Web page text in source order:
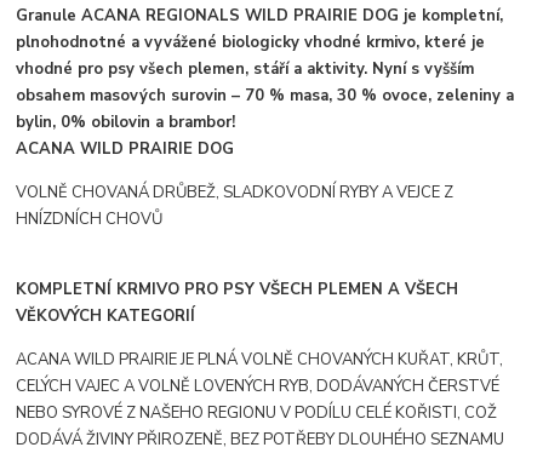
GranuleACANA REGIONALS WILD PRAIRIE DOG je kompletní,
plnohodnotné a vyvážené biologicky vhodné krmivo, které je
vhodné pro psy všech plemen, stáří a aktivity. Nyní s vyšším
obsahem masových surovin – 70 % masa, 30 % ovoce, zeleniny a
bylin, 0% obilovin a brambor!
ACANA WILD PRAIRIE DOG
VOLNĚ CHOVANÁ DRŮBEŽ, SLADKOVODNÍ RYBY A VEJCE Z
HNÍZDNÍCH CHOVŮ
KOMPLETNÍ KRMIVO PRO PSY VŠECH PLEMEN A VŠECH
VĚKOVÝCH KATEGORIÍ
ACANA WILD PRAIRIE JE PLNÁ VOLNĚ CHOVANÝCH KUŘAT, KRŮT,
CELÝCH VAJEC A VOLNĚ LOVENÝCH RYB, DODÁVANÝCH ČERSTVÉ
NEBO SYROVÉ Z NAŠEHO REGIONU V PODÍLU CELÉ KOŘISTI, COŽ
DODÁVÁ ŽIVINY PŘIROZENĚ, BEZ POTŘEBY DLOUHÉHO SEZNAMU